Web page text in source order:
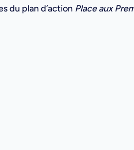
du plan d’action Place aux